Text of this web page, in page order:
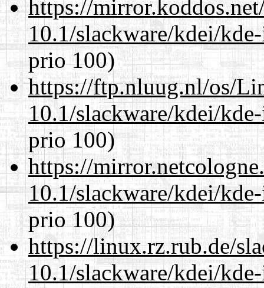
https://
10.1/slackware/kdei/
prio 100)
https://ftp.nluug.nl/os/
10.1/slackware/kdei/
prio 100)
https://
10.1/slackware/kdei/
prio 100)
https://linux.rz.rub.de/
10.1/slackware/kdei/